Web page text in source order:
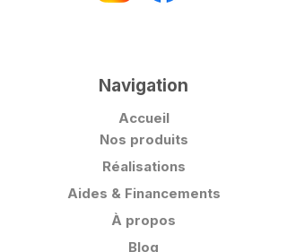
Navigation
Accueil
Nos produits
Réalisations
Aides & Financements
À propos
Blog